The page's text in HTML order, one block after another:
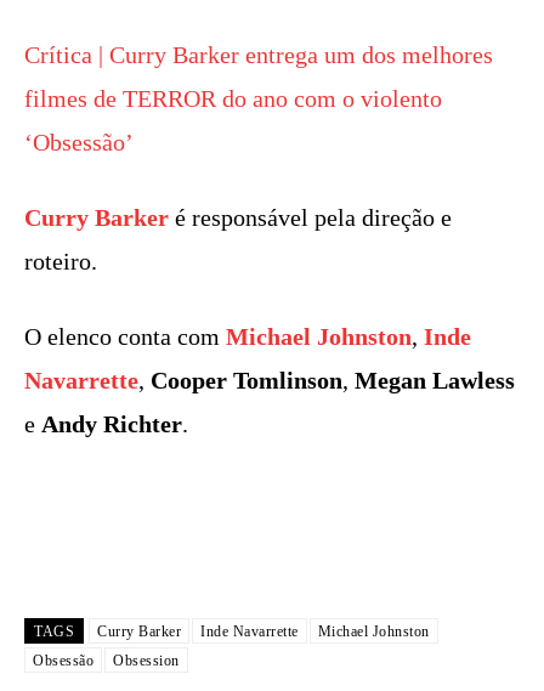
Crítica | Curry Barker entrega um dos melhores
filmes de TERROR do ano com o violento
‘Obsessão’
Curry Barker é responsável pela direção e
roteiro.
O elenco conta com Michael Johnston, Inde
Navarrette, Cooper Tomlinson, Megan Lawless
e Andy Richter.
TAGS Curry Barker Inde Navarrette
Michael Johnston
Obsessão
Obsession